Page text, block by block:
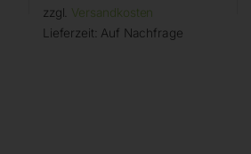
zzgl. Versandkosten
Lieferzeit: Auf Nachfrage